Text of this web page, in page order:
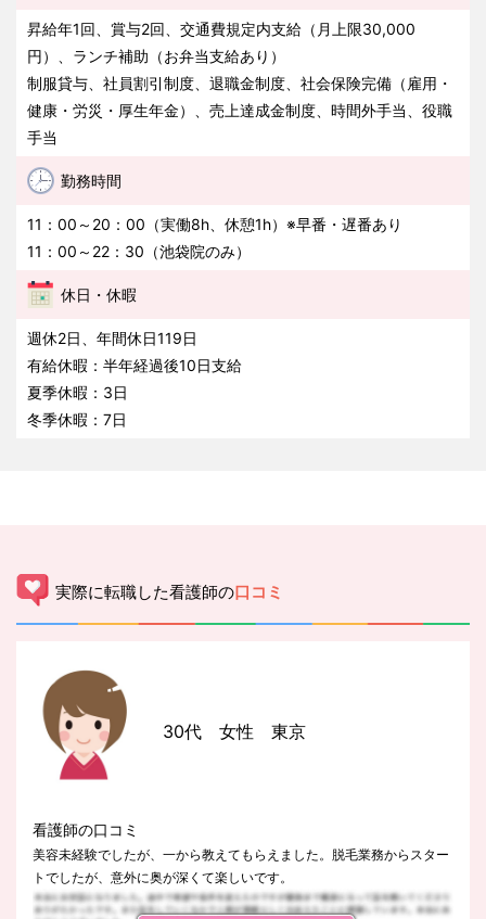
昇給年1回、賞与2回、交通費規定内支給（月上限30,000
円）、ランチ補助（お弁当支給あり）
制服貸与、社員割引制度、退職金制度、社会保険完備（雇用・
健康・労災・厚生年金）、売上達成金制度、時間外手当、役職
手当
勤務時間
11：00～20：00（実働8h、休憩1h）※早番・遅番あり
11：00～22：30（池袋院のみ）
休日・休暇
週休2日、年間休日119日
有給休暇：半年経過後10日支給
夏季休暇：3日
冬季休暇：7日
実際に転職した看護師の口コミ
30代 女性 東京
看護師の口コミ
美容未経験でしたが、一から教えてもらえました。脱毛業務からスター
トでしたが、意外に奥が深くて楽しいです。